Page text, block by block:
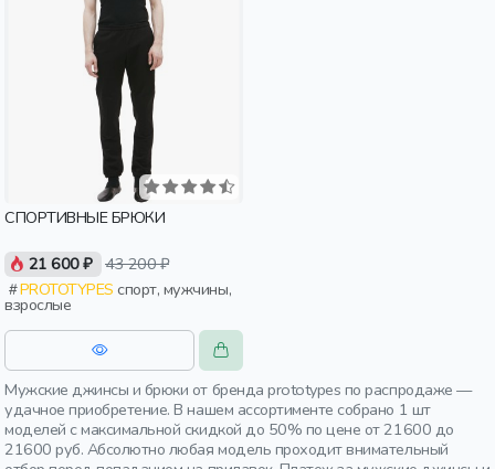
СПОРТИВНЫЕ БРЮКИ
21 600 ₽ 43 200 ₽
PROTOTYPES спорт, мужчины,
взрослые
Мужские джинсы и брюки от бренда prototypes по распродаже —
удачное приобретение. В нашем ассортименте собрано 1 шт
моделей с максимальной скидкой до 50% по цене от 21600 до
21600 руб. Абсолютно любая модель проходит внимательный